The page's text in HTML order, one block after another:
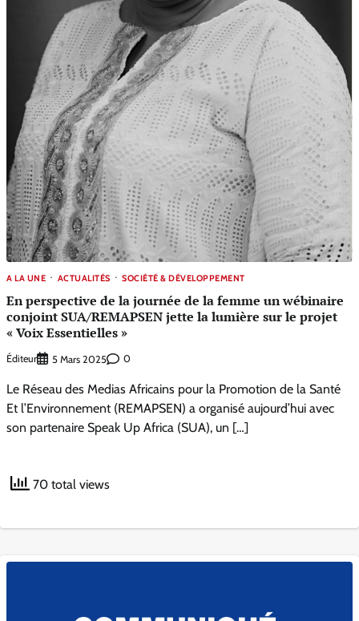
A LA UNE ACTUALITÉS SOCIÉTÉ & DÉVELOPPEMENT
En perspective de la journée de la femme un wébinaire
conjoint SUA/REMAPSEN jette la lumière sur le projet
« Voix Essentielles »
Éditeur 5 Mars 2025 0
Le Réseau des Medias Africains pour la Promotion de la Santé
Et l’Environnement (REMAPSEN) a organisé aujourd’hui avec
son partenaire Speak Up Africa (SUA), un […]
70 total views